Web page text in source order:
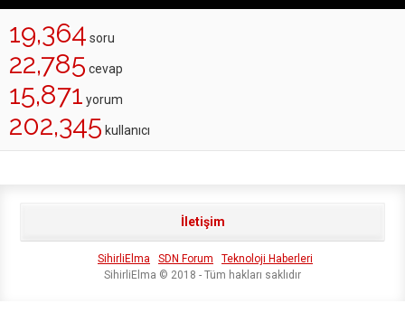
19,364 soru
22,785 cevap
15,871 yorum
202,345 kullanıcı
İletişim
SihirliElma SDN Forum
Teknoloji Haberleri
SihirliElma © 2018 - Tüm hakları saklıdır